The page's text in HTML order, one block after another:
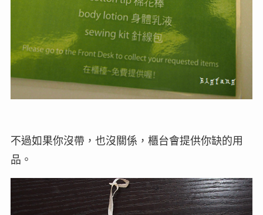
不過如果你沒帶，也沒關係，櫃台會提供你缺的用
品。